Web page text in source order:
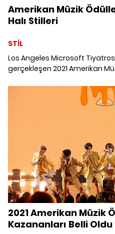
Amerikan Müzik
Halı Stilleri
STİL
Los Angeles Microsoft
gerçekleşen 2021 Amerikan
buldu. Cardi B'nin altın
kostümünden, Olivia
detaylı payet işlemeli lila
2021 Amerikan Müzik
Kazananları Belli Oldu